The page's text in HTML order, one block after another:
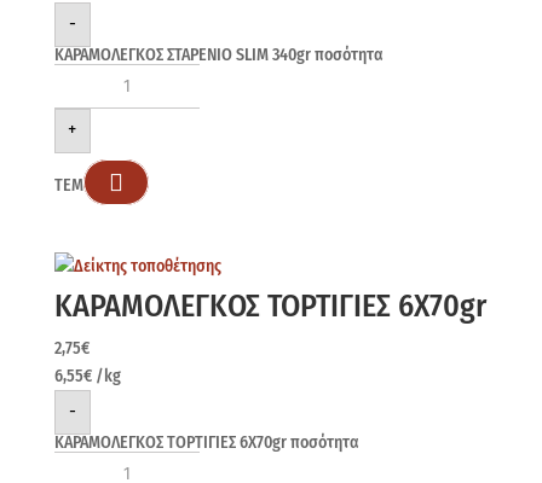
-
ΚΑΡΑΜΟΛΕΓΚΟΣ ΣΤΑΡΕΝΙΟ SLIM 340gr ποσότητα
+
ΤΕΜ 
ΚΑΡΑΜΟΛΕΓΚΟΣ ΤΟΡΤΙΓΙΕΣ 6Χ70gr
2,75€
6,55€ /kg
-
ΚΑΡΑΜΟΛΕΓΚΟΣ ΤΟΡΤΙΓΙΕΣ 6Χ70gr ποσότητα